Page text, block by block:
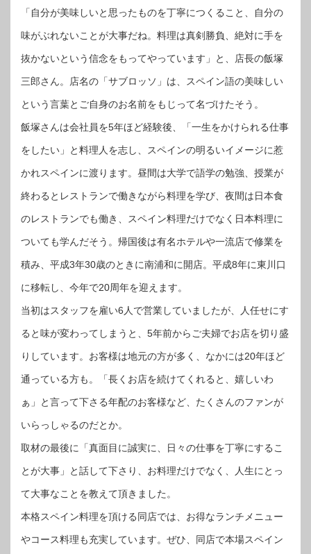
「自分が美味しいと思ったものを丁寧につくること、自分の
味がぶれないことが大事だね。料理は真剣勝負、絶対に手を
抜かないという信念をもってやっています」と、店長の飯塚
三郎さん。店名の「サブロッソ」は、スペイン語の美味しい
という言葉とご自身のお名前をもじって名づけたそう。
飯塚さんは会社員を5年ほど経験後、「一生をかけられる仕事
をしたい」と料理人を志し、スペインの明るいイメージに惹
かれスペインに渡ります。昼間は大学で語学の勉強、授業が
終わるとレストランで働きながら料理を学び、夜間は日本食
のレストランでも働き、スペイン料理だけでなく日本料理に
ついても学んだそう。帰国後は有名ホテルや一流店で修業を
積み、平成3年30歳のときに南浦和に開店。平成8年に東川口
に移転し、今年で20周年を迎えます。
当初はスタッフを雇い6人で営業していましたが、人任せにす
ると味が変わってしまうと、5年前からご夫婦でお店を切り盛
りしています。お客様は地元の方が多く、なかには20年ほど
通っている方も。「長くお店を続けてくれると、嬉しいわ
ぁ」と言って下さる年配のお客様など、たくさんのファンが
いらっしゃるのだとか。
取材の最後に「真面目に誠実に、日々の仕事を丁寧にするこ
とが大事」と話して下さり、お料理だけでなく、人生にとっ
て大事なことを教えて頂きました。
本格スペイン料理を頂ける同店では、お得なランチメニュー
やコース料理も充実しています。ぜひ、同店で本場スペイン